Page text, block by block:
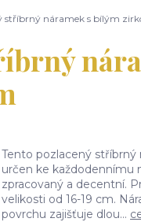
stříbrný náramek s bílým
Tento pozlacený
určen ke každodennímu
zpracovaný a decentní.
velikosti od 16-19 cm.
povrchu zajišťuje dlou...